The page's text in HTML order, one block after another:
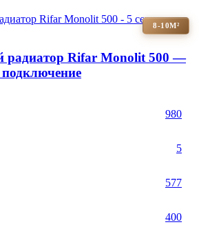
8-10М²
радиатор Rifar Monolit 500 —
подключение
980
5
577
400